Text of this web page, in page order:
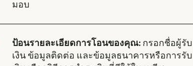
มอบ
ป้อนรายละเอียดการโอนของคุณ: กรอกชื่อผู้รับ
เงิน ข้อมูลติดต่อ และข้อมูลธนาคารหรือการรับ